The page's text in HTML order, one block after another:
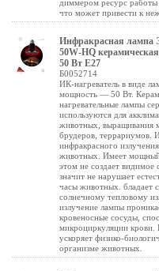
диммером ресурс работы
что может привести к
Инфракрасная лампа
50W-НQ
50 Вт Е27
Б0052714
ИК-нагреватель в виде
мощность — 50 Вт.
нагревательные лампы
используются для
животных, выращивания
брудеров, террариумов.
инфракрасного
животных. Имеет
этом не создает видимое
значит не нарушает
часы животных. бладает
солнечному тепловому
излучение лампы
кровеносные сосуды,
микроциркуляции крови.
ускоряет физико-
организме животных.